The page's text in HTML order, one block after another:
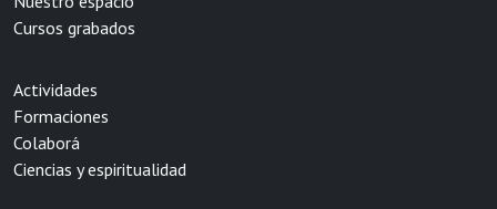
Cursos grabados
Actividades
Formaciones
Colaborá
Ciencias y espiritualidad